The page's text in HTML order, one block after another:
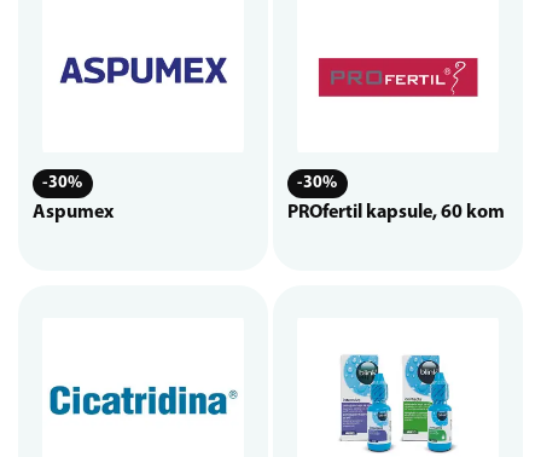
-30%
Aspumex
-30%
PROfertil kapsule, 60 kom